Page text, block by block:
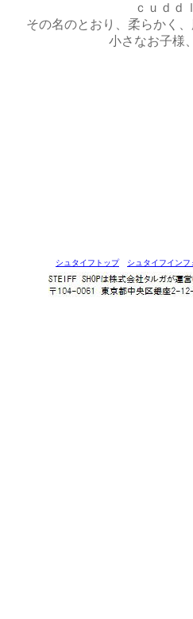
ｃｕｄｄ
その名のとおり、柔らかく
小さなお子様
シュタイフトップ シュタイフインフ